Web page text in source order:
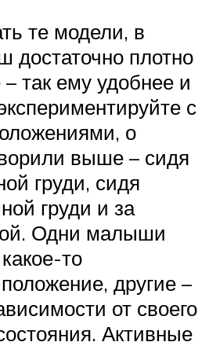
те модели, в
достаточно плотно
так ему удобнее и
с
о
выше – сидя
груди, сидя
груди и за
Одни малыши
то
другие –
от своего
Активные